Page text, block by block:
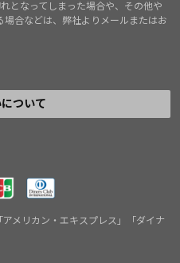
となってしまった場合や、その他や
合などは、弊社よりメールまたはお
ついて
アメリカン・エキスプレス」「ダイナ